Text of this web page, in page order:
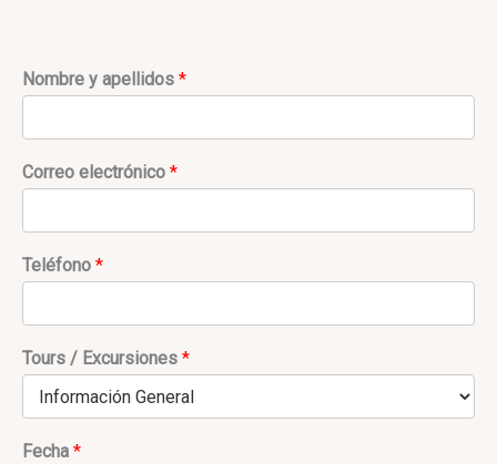
Nombre y apellidos *
Correo electrónico *
Teléfono *
Tours / Excursiones *
Fecha *